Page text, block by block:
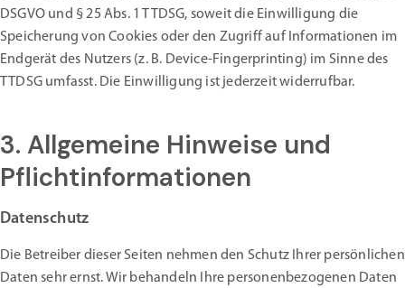
DSGVO und § 25 Abs. 1 TTDSG, soweit die Einwilligung die
Speicherung von Cookies oder den Zugriff auf Informationen im
Endgerät des Nutzers (z. B. Device-Fingerprinting) im Sinne des
TTDSG umfasst. Die Einwilligung ist jederzeit widerrufbar.
3. Allgemeine Hinweise und
Pflichtinformationen
Datenschutz
Die Betreiber dieser Seiten nehmen den Schutz Ihrer persönlichen
Daten sehr ernst. Wir behandeln Ihre personenbezogenen Daten